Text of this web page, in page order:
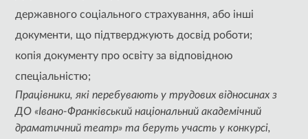
державного соціального страхування, або інші
документи, що підтверджують досвід роботи;
копія документу про освіту за відповідною
спеціальністю;
Працівники, які перебувають у трудових відносинах з
ДО «Івано-Франківський національний академічний
драматичний театр» та беруть участь у конкурсі,